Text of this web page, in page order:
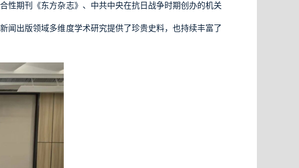
性期刊《东方杂志》、中共中央在抗日战争时期创办的机关
闻出版领域多维度学术研究提供了珍贵史料，也持续丰富了